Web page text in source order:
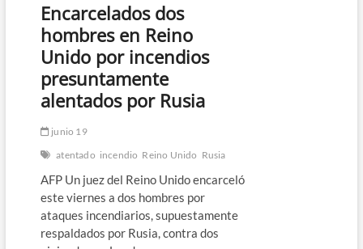
Encarcelados dos
hombres en Reino
Unido por incendios
presuntamente
alentados por Rusia
junio 19
atentado incendio Reino Unido Rusia
AFP Un juez del Reino Unido encarceló
este viernes a dos hombres por
ataques incendiarios, supuestamente
respaldados por Rusia, contra dos